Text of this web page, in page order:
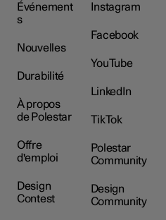
Événement
s
Nouvelles
Durabilité
À propos
de Polestar
Offre
d'emploi
Design
Contest
Instagram
Facebook
YouTube
LinkedIn
TikTok
Polestar
Community
Design
Community